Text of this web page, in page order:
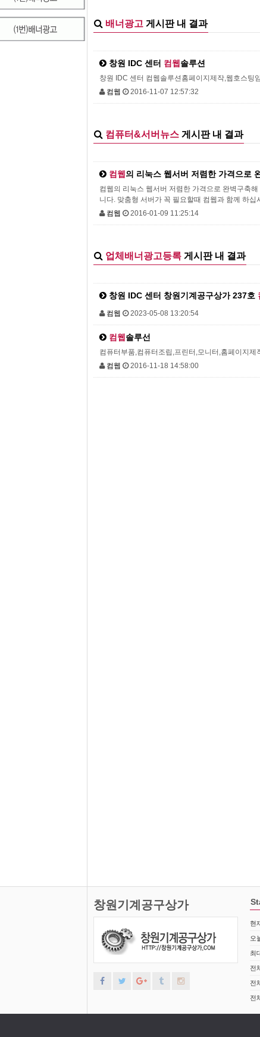
배너광고 게시판 내 결과
창원 IDC 센터 컴웹솔루션
창원 IDC 센터 컴웹솔루션홈페이지제작,웹호스팅
컴웹
2016-11-07 12:57:32
컴퓨터&서버뉴스 게시판 내 결과
컴웹의 리눅스 웹서버 저렴한 가격으로
컴웹의 리눅스 웹서버 저렴한 가격으로 완벽구축
니다. 맞춤형 서버가 꼭 필요할때 컴웹과 함께 하십
컴웹
2016-01-09 11:25:14
업체배너광고등록 게시판 내 결과
창원 IDC 센터 창원기계공구상가 237호
컴웹 2023-05-08 13:20:54
컴웹솔루선
컴퓨터부품,컴퓨터조립,프린터,모니터,홈페이지
컴웹
2016-11-18 14:58:00
창원기계공구상가
현
오
최
전
전
전